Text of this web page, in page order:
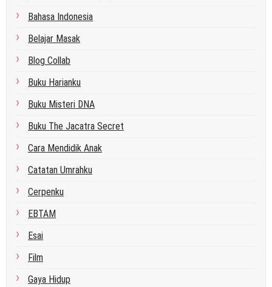
Bahasa Indonesia
Belajar Masak
Blog Collab
Buku Harianku
Buku Misteri DNA
Buku The Jacatra Secret
Cara Mendidik Anak
Catatan Umrahku
Cerpenku
EBTAM
Esai
Film
Gaya Hidup